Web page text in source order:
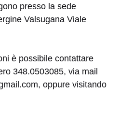
presso la sede
Valsugana Viale
è possibile contattare
348.0503085, via mail
oppure visitando